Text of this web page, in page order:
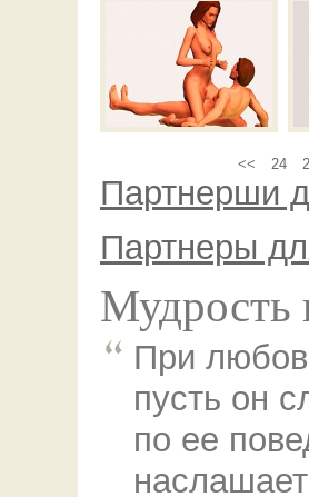
<< 24
Партнерши
Партнеры
Мудрость
При
пусть он
по ее